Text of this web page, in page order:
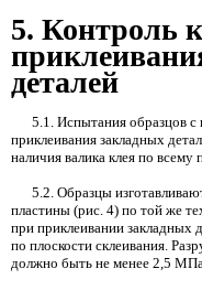
5. Контроль
деталей
5.1. Испытания образцов с
приклеивания закладных
наличия валика клея по всему
5.2. Образцы
пластины (рис. 4) по той же
при приклеивании закладных
по плоскости склеивания.
должно быть не менее 2,5 МПа.